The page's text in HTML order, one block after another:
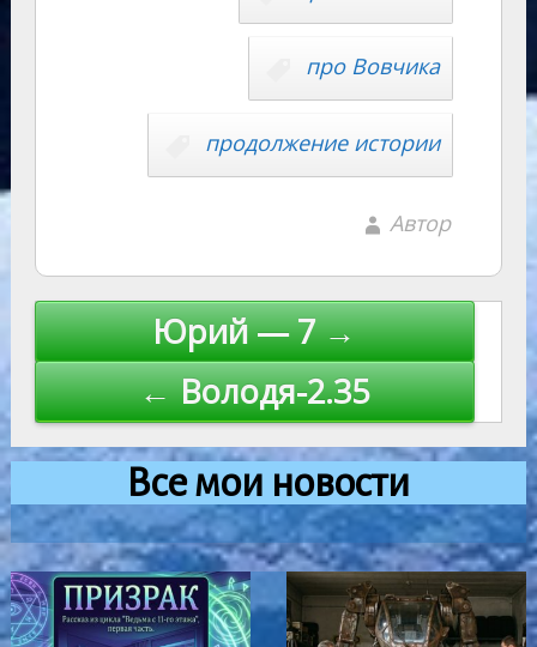
про Вовчика
продолжение истории
Автор
Навигация
по
записям
Юрий — 7 →
← Володя-2.35
Все мои новости